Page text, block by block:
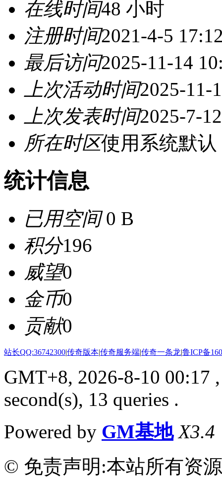
在线时间48 小时
注册时间2021-4-5
最后访问2025-11-14
上次活动时间2025-11-
上次发表时间2025-7-
所在时区使用系统默认
统计信息
已用空间0 B
积分196
威望0
金币0
贡献0
站长QQ:36742300|传奇版本|传奇服务端|传奇一条龙|鲁ICP备
GMT+8, 2026-8-10 00:17
second(s), 13 queries .
Powered by GM基地 X3.4
© 免责声明:本站所有资